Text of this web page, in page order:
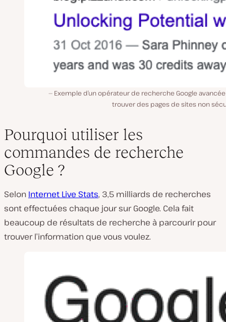
Exemple d’un opérateur de recherche Google
trouver des pages de sites non
Pourquoi utiliser les
commandes de recherche
Google ?
Selon Internet Live Stats, 3,5 milliards de recherches
sont effectuées chaque jour sur Google. Cela fait
beaucoup de résultats de recherche à parcourir pour
trouver l’information que vous voulez.